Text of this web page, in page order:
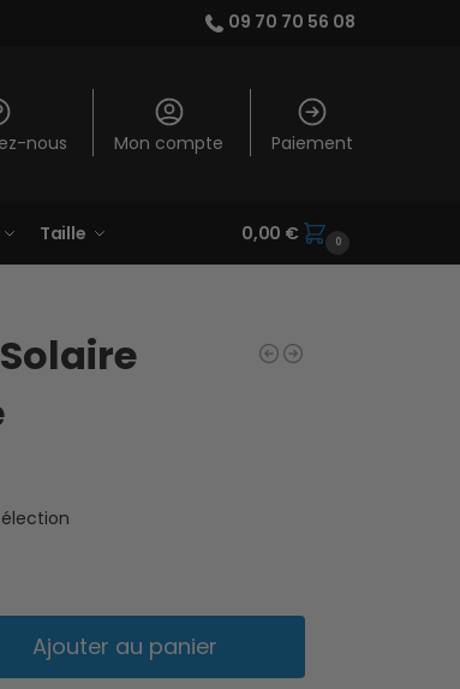
09 70 70 56 08
nous Mon compte Paiement
Taille 0,00 € 0
Ajouter au panier